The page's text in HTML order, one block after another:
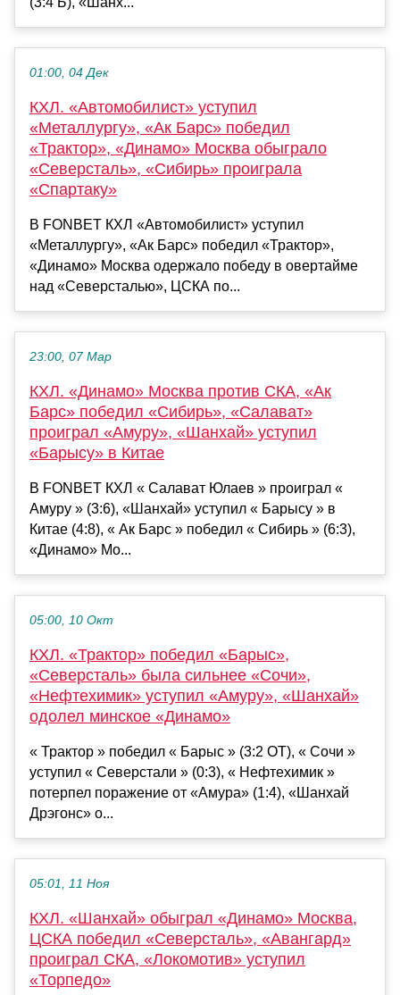
01:00, 04 Дек
КХЛ. «Автомобилист» уступил
«Металлургу», «Ак Барс» победил
«Трактор», «Динамо» Москва обыграло
«Северсталь», «Сибирь» проиграла
«Спартаку»
В FONBET КХЛ «Автомобилист» уступил
«Металлургу», «Ак Барс» победил «Трактор»,
«Динамо» Москва одержало победу в овертайме
над «Северсталью», ЦСКА по...
23:00, 07 Мар
КХЛ. «Динамо» Москва против СКА, «Ак
Барс» победил «Сибирь», «Салават»
проиграл «Амуру», «Шанхай» уступил
«Барысу» в Китае
В FONBET КХЛ « Салават Юлаев » проиграл «
Амуру » (3:6), «Шанхай» уступил « Барысу » в
Китае (4:8), « Ак Барс » победил « Сибирь » (6:3),
«Динамо» Мо...
05:00, 10 Окт
КХЛ. «Трактор» победил «Барыс»,
«Северсталь» была сильнее «Сочи»,
«Нефтехимик» уступил «Амуру», «Шанхай»
одолел минское «Динамо»
« Трактор » победил « Барыс » (3:2 ОТ), « Сочи »
уступил « Северстали » (0:3), « Нефтехимик »
потерпел поражение от «Амура» (1:4), «Шанхай
Дрэгонс» о...
05:01, 11 Ноя
КХЛ. «Шанхай» обыграл «Динамо» Москва,
ЦСКА победил «Северсталь», «Авангард»
проиграл СКА, «Локомотив» уступил
«Торпедо»